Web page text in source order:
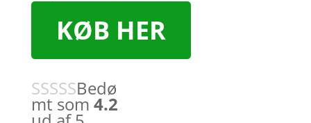
KØB HER
Bedø
mt som 4.2